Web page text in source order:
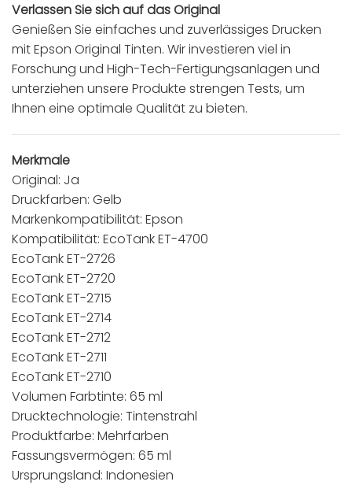
Verlassen Sie sich auf das Original
Genießen Sie einfaches und zuverlässiges Drucken
mit Epson Original Tinten. Wir investieren viel in
Forschung und High-Tech-Fertigungsanlagen und
unterziehen unsere Produkte strengen Tests, um
Ihnen eine optimale Qualität zu bieten.
Merkmale
Original: Ja
Druckfarben: Gelb
Markenkompatibilität: Epson
Kompatibilität: EcoTank ET-4700
EcoTank ET-2726
EcoTank ET-2720
EcoTank ET-2715
EcoTank ET-2714
EcoTank ET-2712
EcoTank ET-2711
EcoTank ET-2710
Volumen Farbtinte: 65 ml
Drucktechnologie: Tintenstrahl
Produktfarbe: Mehrfarben
Fassungsvermögen: 65 ml
Ursprungsland: Indonesien